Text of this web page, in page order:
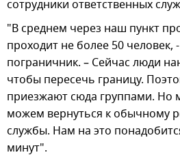
сотрудники ответственных
"В среднем через наш пункт
проходит не более 50 человек,
пограничник. – Сейчас люди
чтобы пересечь границу.
приезжают сюда группами.
можем вернуться к обычному
службы. Нам на это
минут".